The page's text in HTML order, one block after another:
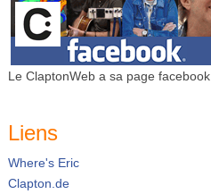
Le ClaptonWeb a sa page facebook
Liens
Where's Eric
Clapton.de